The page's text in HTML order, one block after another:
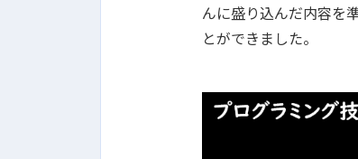
んに盛り込んだ内容を
とができました。